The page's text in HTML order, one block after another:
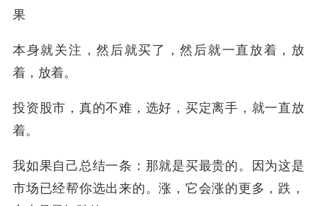
果
本身就关注，然后就买了，然后就一直放着，放
着，放着。
投资股市，真的不难，选好，买定离手，就一直放
着。
我如果自己总结一条：那就是买最贵的。因为这是
市场已经帮你选出来的。涨，它会涨的更多，跌，